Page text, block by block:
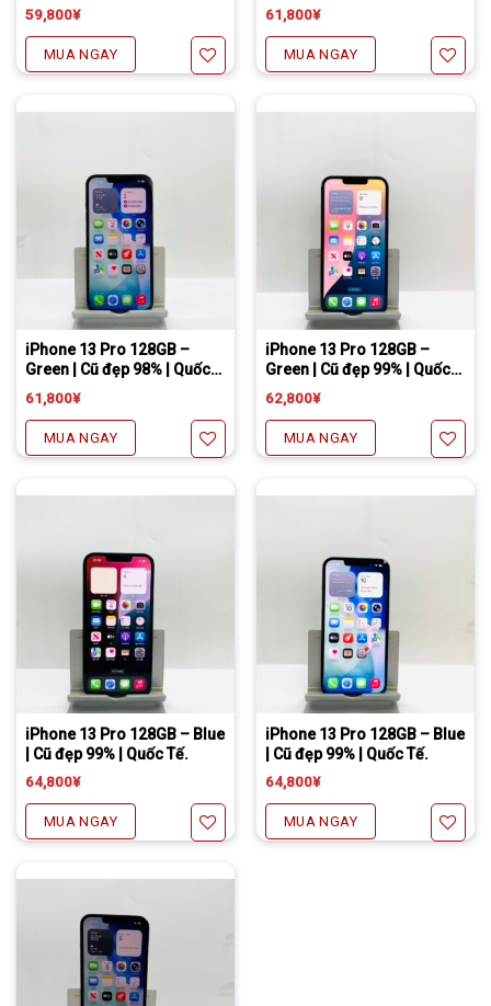
59,800¥
MUA NGAY
Tế.
61,800¥
MUA NGAY
iPhone 13 Pro 128GB –
Green | Cũ đẹp 98% | Quốc
Tế.
61,800¥
MUA NGAY
iPhone 13 Pro 128GB –
Green | Cũ đẹp 99% | Quốc
Tế.
62,800¥
MUA NGAY
iPhone 13 Pro 128GB – Blue
| Cũ đẹp 99% | Quốc Tế.
64,800¥
MUA NGAY
iPhone 13 Pro 128GB – Blue
| Cũ đẹp 99% | Quốc Tế.
64,800¥
MUA NGAY